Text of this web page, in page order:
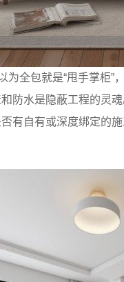
为全包就是“甩手掌
防水是隐蔽工程的灵
有自有或深度绑定的